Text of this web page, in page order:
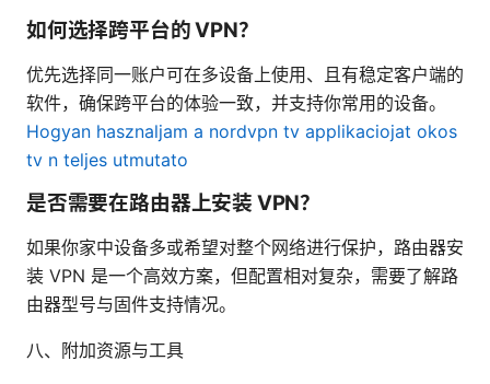
如何选择跨平台的 VPN？
优先选择同一账户可在多设备上使用、且有稳定客户端的
软件，确保跨平台的体验一致，并支持你常用的设备。
Hogyan hasznaljam a nordvpn tv applikaciojat okos
tv n teljes utmutato
是否需要在路由器上安装 VPN？
如果你家中设备多或希望对整个网络进行保护，路由器安
装 VPN 是一个高效方案，但配置相对复杂，需要了解路
由器型号与固件支持情况。
八、附加资源与工具